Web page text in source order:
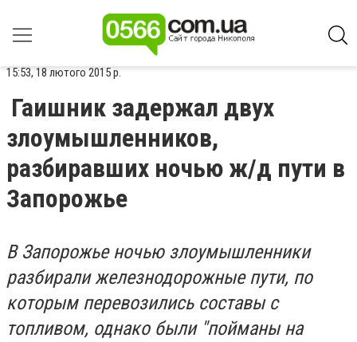
15:53, 18 лютого 2015 р.
Гаишник задержал двух
злоумышленников,
разбиравших ночью ж/д пути в
Запорожье
В Запорожье ночью злоумышленники
разбирали железнодорожные пути, по
которым перевозились составы с
топливом, однако были "пойманы на